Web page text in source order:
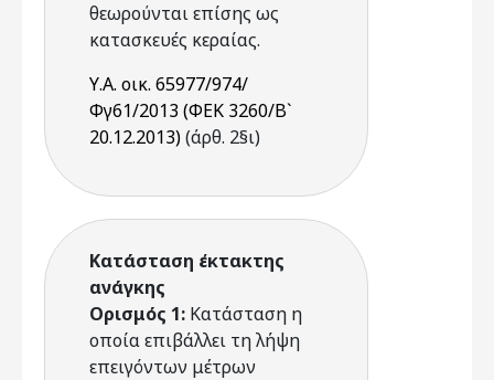
θεωρούνται επίσης ως
κατασκευές κεραίας.
Υ.Α. οικ. 65977/974/
Φγ61/2013 (ΦΕΚ 3260/Β`
20.12.2013)(άρθ. 2§ι)
Κατάσταση έκτακτης
ανάγκης
Ορισμός 1: Κατάσταση η
οποία επιβάλλει τη λήψη
επειγόντων μέτρων